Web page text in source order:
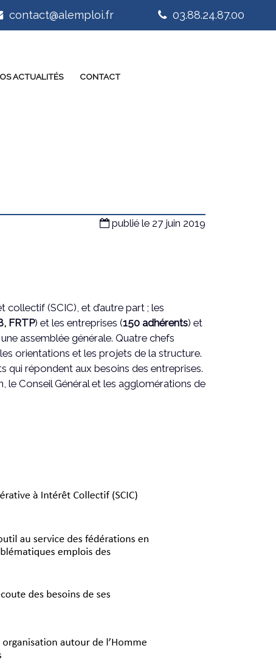
ACTUALITÉS CONTACT
contact@alemploi.fr 03.88.24.87.00
publié le 27 juin 2019
collectif (SCIC), et d’autre part ; les
FRTP) et les entreprises (150 adhérents) et
assemblée générale. Quatre chefs
orientations et les projets de la structure.
répondent aux besoins des entreprises.
le Conseil Général et les agglomérations de